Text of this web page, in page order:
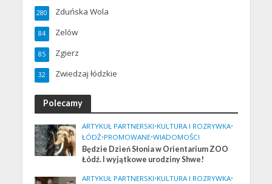
Zduńska Wola
280
Zelów
84
Zgierz
85
Zwiedzaj łódzkie
32
Polecamy
ARTYKUŁ PARTNERSKI•KULTURA I ROZRYWKA•
ŁÓDŹ•PROMOWANE•WIADOMOŚCI
Będzie Dzień Słonia w Orientarium ZOO
Łódź. I wyjątkowe urodziny Shwe!
ARTYKUŁ PARTNERSKI•KULTURA I ROZRYWKA•